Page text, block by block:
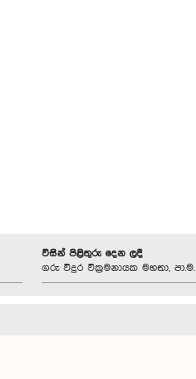
විසින් පිළිතුරු දෙන ලදී
ගරු විදුර වික්‍රමනායක මහතා, පා.ම.